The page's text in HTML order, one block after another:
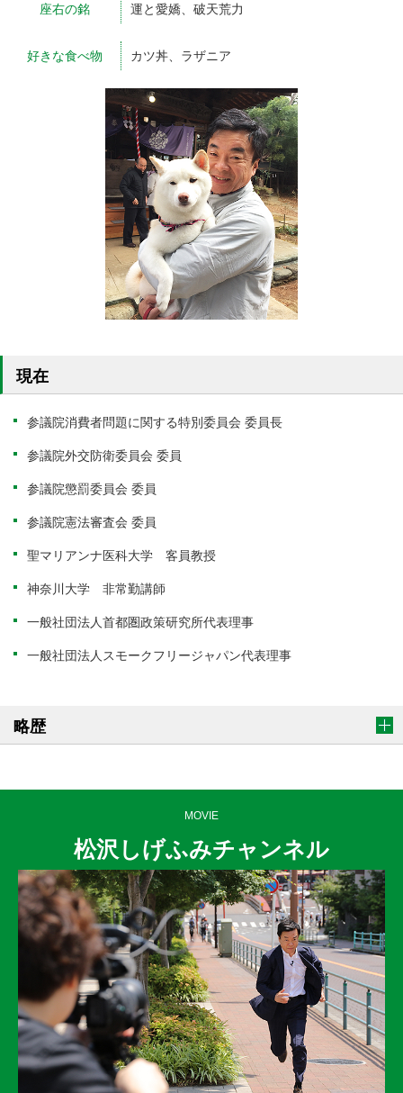
座右の銘 運と愛嬌、破天荒力
好きな食べ物 カツ丼、ラザニア
現在
参議院消費者問題に関する特別委員会 委員長
参議院外交防衛委員会 委員
参議院懲罰委員会 委員
参議院憲法審査会 委員
聖マリアンナ医科大学 客員教授
神奈川大学 非常勤講師
一般社団法人首都圏政策研究所代表理事
一般社団法人スモークフリージャパン代表理事
略歴
MOVIE
松沢しげふみチャンネル